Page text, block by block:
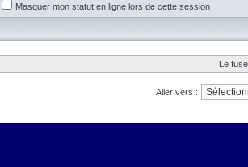
Masquer mon statut en ligne lors de cette session
Le
Aller vers :